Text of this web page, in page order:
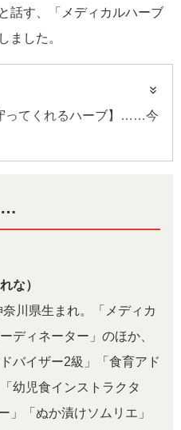
を持つタレントの英玲奈
す。
話す、「メディカルハーブ
ました。
ってくれるハーブ】……今
ハーブティー
やす目元ハーブ湿布
な）
川県生まれ。「メディカ
ディネーター」のほか、
ドバイザー2級」「食育アド
幼児食インストラクタ
」「ぬか漬けソムリエ」